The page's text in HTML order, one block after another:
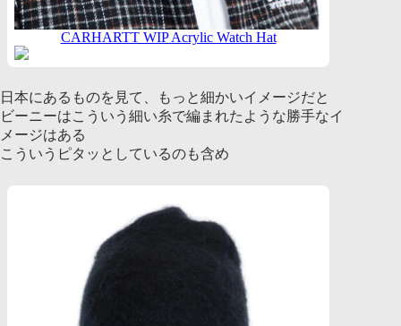
CARHARTT WIP Acrylic Watch Hat
日本にあるものを見て、もっと細かいイメージだと
ビーニーはこういう細い糸で編まれたような勝手なイ
メージはある
こういうピタッとしているのも含め